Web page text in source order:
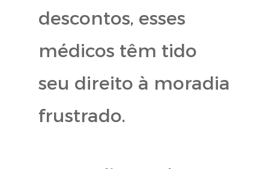
descontos, esses
médicos têm tido
seu direito à moradia
frustrado.